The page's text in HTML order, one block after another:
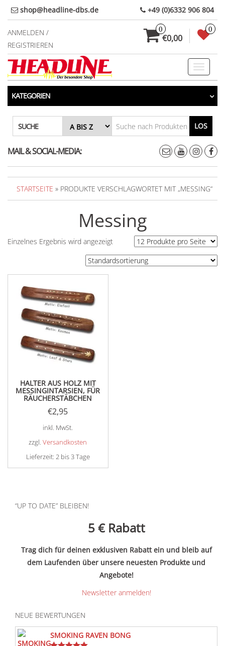
Direkt
zum
Inhalt
shop@headline-dbs.de +49 (0)6332 906 804
ANMELDEN /
REGISTRIEREN
0
€0,00
0
Toggle
KATEGORIEN
SUCHE LOS
MAIL & SOCIAL-MEDIA:
STARTSEITE » PRODUKTE VERSCHLAGWORTET MIT „MESSING“
Messing
Einzelnes Ergebnis wird angezeigt
HALTER AUS HOLZ MIT
MESSINGINTARSIEN, FÜR
RÄUCHERSTÄBCHEN
€2,95
inkl. MwSt.
zzgl.Versandkosten
Lieferzeit: 2 bis 3 Tage
Dieses
mehrere
Die
Optionen
werden
“UP TO DATE” BLEIBEN!
5 € Rabatt
Trag dich für deinen exklusiven Rabatt ein und bleib auf
dem Laufenden über unsere neuesten Produkte und
Angebote!
Newsletter anmelden!
NEUE BEWERTUNGEN
SMOKING RAVEN BONG